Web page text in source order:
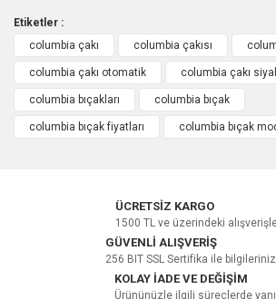
Bu ürüne ilk yorumu siz
Yorum Yaz
Etiketler :
columbia çakı
columbia çakısı
columbia çakı otomatik columbia çakı
columbia bıçakları columbia bıçak
columbia bıçak fiyatları columbia bıçak
ÜCRETSİZ KARGO
1500 TL ve üzerindeki
GÜVENLİ ALIŞVERİŞ
256 BIT SSL Sertifika ile
KOLAY İADE VE DEĞİŞİM
Ürününüzle ilgili süreçlerde